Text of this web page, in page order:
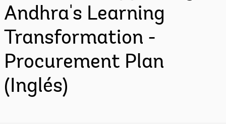
Andhra's Learning
Transformation -
Procurement Plan
(Inglés)